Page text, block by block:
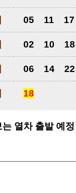
05 11 17
02 10 18
06 14 22
18
열차 출발 예